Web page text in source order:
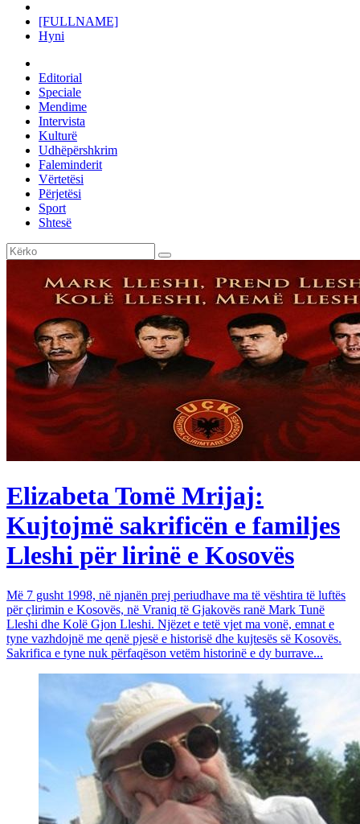
[FULLNAME]
Hyni
Editorial
Speciale
Mendime
Intervista
Kulturë
Udhëpërshkrim
Faleminderit
Vërtetësi
Përjetësi
Sport
Shtesë
Elizabeta Tomë Mrijaj:
Kujtojmë sakrificën e familjes
Lleshi për lirinë e Kosovës
Më 7 gusht 1998, në njanën prej periudhave ma të vështira të luftës
për çlirimin e Kosovës, në Vraniq të Gjakovës ranë Mark Tunë
Lleshi dhe Kolë Gjon Lleshi. Njëzet e tetë vjet ma vonë, emnat e
tyne vazhdojnë me qenë pjesë e historisë dhe kujtesës së Kosovës.
Sakrifica e tyne nuk përfaqëson vetëm historinë e dy burrave...